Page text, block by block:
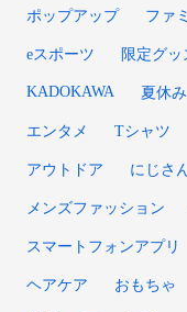
ポップアップ ファ
eスポーツ 限定グッ
KADOKAWA 夏休み
エンタメ Tシャツ
アウトドア にじさ
メンズファッション
スマートフォンアプリ
ヘアケア おもちゃ